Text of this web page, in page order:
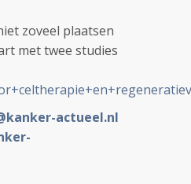
zoveel plaatsen
met twee studies
actueel.nl